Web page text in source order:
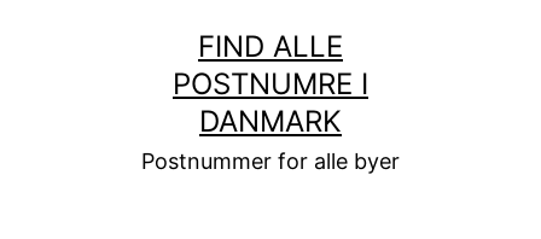
FIND ALLE
POSTNUMRE I
DANMARK
Postnummer for alle byer